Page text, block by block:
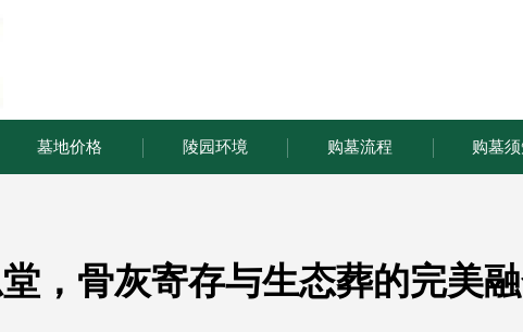
墓地价格 陵园环境 购墓流程 购墓
，骨灰寄存与生态葬的完美融